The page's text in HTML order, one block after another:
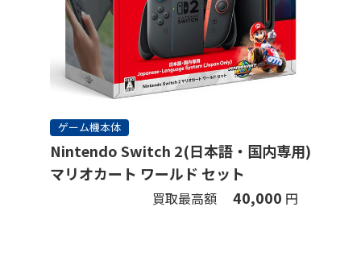
ゲーム機本体
Nintendo Switch 2(日本語・国内専用)
マリオカート ワールド セット
買取最高額 40,000 円